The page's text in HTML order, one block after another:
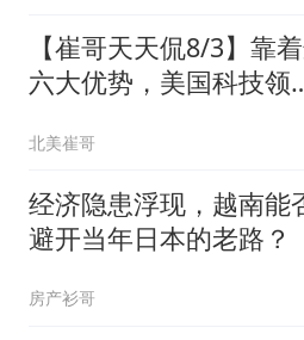
【崔哥天天侃8/3】靠
六大优势，美国科技领
北美崔哥
经济隐患浮现，越南能
避开当年日本的老路？
房产衫哥